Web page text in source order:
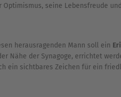
Optimismus, seine Lebensfreude
herausragenden Mann soll ein
Nähe der Synagoge, errichtet
ein sichtbares Zeichen für ein